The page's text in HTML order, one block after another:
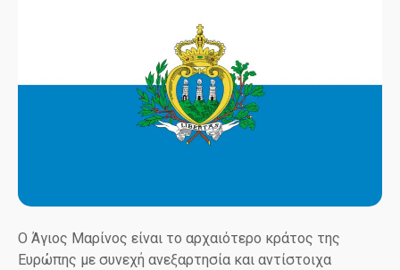
Ο Άγιος Μαρίνος είναι το αρχαιότερο κράτος της
Ευρώπης με συνεχή ανεξαρτησία και αντίστοιχα